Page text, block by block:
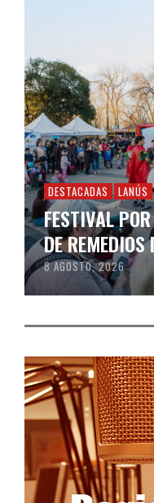
DESTACADAS LANÚS
FESTIVAL
DE REMEDIOS
8 AGOSTO, 2026